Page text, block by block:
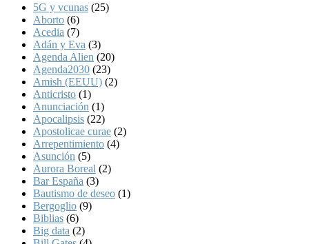
5G y vcunas (25)
Aborto (6)
Acedia (7)
Adán y Eva (3)
Agenda Alien (20)
Agenda2030 (23)
Amish (EEUU) (2)
Anticristo (1)
Anunciación (1)
Apocalipsis (22)
Apostolicae curae (2)
Arrepentimiento (4)
Asunción (5)
Aurora Boreal (2)
Bar España (3)
Bautismo de deseo (1)
Bergoglio (9)
Biblias (6)
Big data (2)